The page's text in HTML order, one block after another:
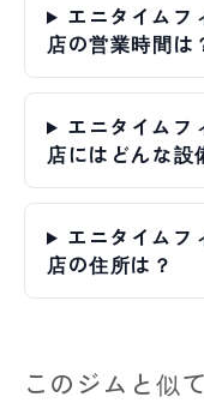
エニタイムフ
店の営業時間は
エニタイムフ
店にはどんな設
エニタイムフ
店の住所は？
このジムと似